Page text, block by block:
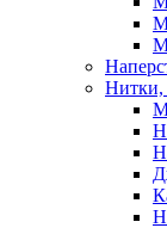
Нитки,